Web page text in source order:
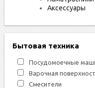
Аксессуары
Бытовая техника
Посудомоечные
Варочная
Смесители